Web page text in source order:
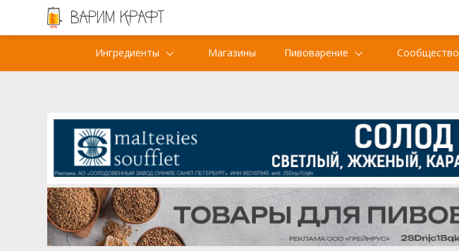
Ингредиенты Магазины Пивоварение Сообщество